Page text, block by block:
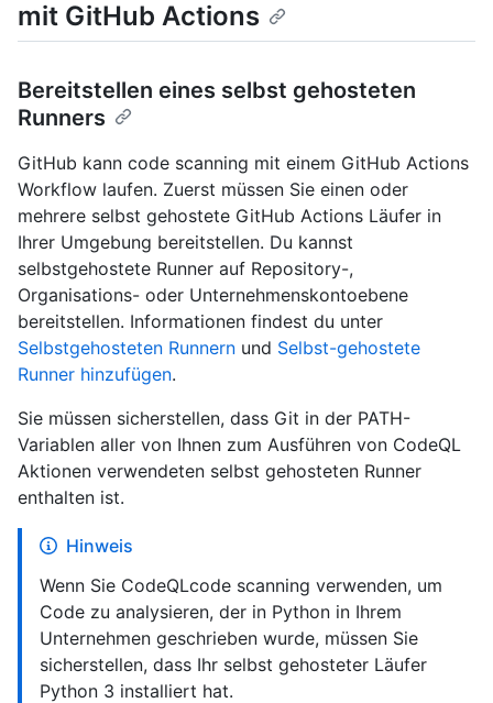
mit GitHub Actions
Bereitstellen eines selbst gehosteten
Runners
GitHub kann code scanning mit einem GitHub Actions
Workflow laufen. Zuerst müssen Sie einen oder
mehrere selbst gehostete GitHub Actions Läufer in
Ihrer Umgebung bereitstellen. Du kannst
selbstgehostete Runner auf Repository-,
Organisations- oder Unternehmenskontoebene
bereitstellen. Informationen findest du unter
Selbstgehosteten Runnern und Selbst-gehostete
Runner hinzufügen.
Sie müssen sicherstellen, dass Git in der PATH-
Variablen aller von Ihnen zum Ausführen von CodeQL
Aktionen verwendeten selbst gehosteten Runner
enthalten ist.
Hinweis
Wenn Sie CodeQLcode scanning verwenden, um
Code zu analysieren, der in Python in Ihrem
Unternehmen geschrieben wurde, müssen Sie
sicherstellen, dass Ihr selbst gehosteter Läufer
Python 3 installiert hat.